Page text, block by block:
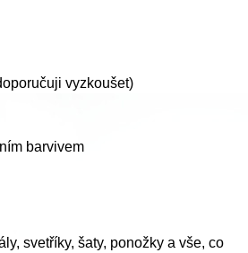
vyzkoušet)
barvivem
svetříky, šaty, ponožky a vše, co